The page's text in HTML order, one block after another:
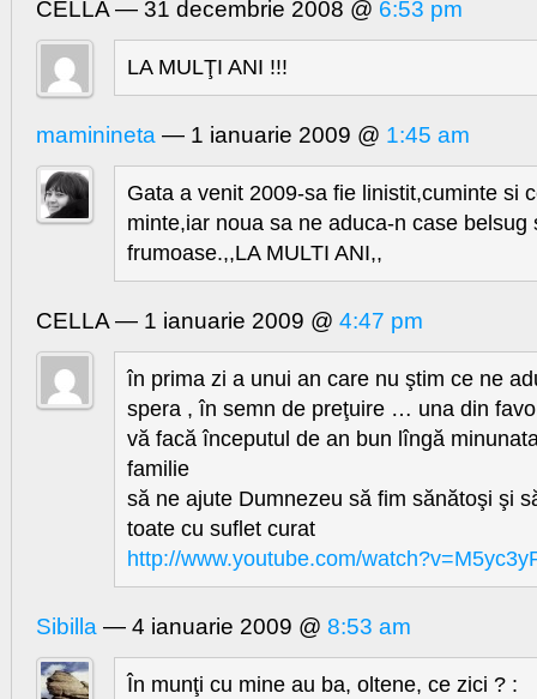
CELLA — 31 decembrie 2008 @ 6:53 pm
LA MULŢI ANI !!!
maminineta — 1 ianuarie 2009 @ 1:45 am
Gata a venit 2009-sa fie linistit,cuminte si
minte,iar noua sa ne aduca-n case belsug
frumoase.,,LA MULTI ANI,,
CELLA — 1 ianuarie 2009 @ 4:47 pm
în prima zi a unui an care nu ştim ce ne
spera , în semn de preţuire … una din
vă facă începutul de an bun lîngă
familie
să ne ajute Dumnezeu să fim sănătoşi şi
toate cu suflet curat
http://www.youtube.com/
Sibilla — 4 ianuarie 2009 @ 8:53 am
În munţi cu mine au ba, oltene, ce zici ? :